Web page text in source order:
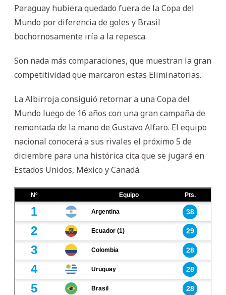
Paraguay hubiera quedado fuera de la Copa del
Mundo por diferencia de goles y Brasil
bochornosamente iría a la repesca.
Son nada más comparaciones, que muestran la gran
competitividad que marcaron estas Eliminatorias.
La Albirroja consiguió retornar a una Copa del
Mundo luego de 16 años con una gran campaña de
remontada de la mano de Gustavo Alfaro. El equipo
nacional conocerá a sus rivales el próximo 5 de
diciembre para una histórica cita que se jugará en
Estados Unidos, México y Canadá.